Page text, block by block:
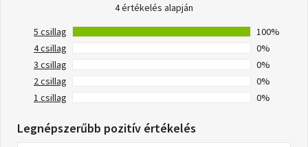
4 értékelés alapján
5 csillag
100%
4 csillag
0%
3 csillag
0%
2 csillag
0%
1 csillag
0%
Legnépszerűbb pozitív értékelés